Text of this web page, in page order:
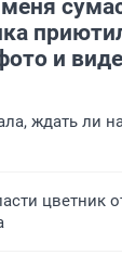
меня
и
ждать ли
цветник